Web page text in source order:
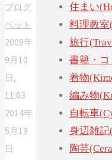
ブログ
ペット
2009年
9月10
日,
11:03
2014年
5月19
日
住まい
料理教室
旅行
書籍・コ
着物
編み物
自転車
身辺雑
陶芸